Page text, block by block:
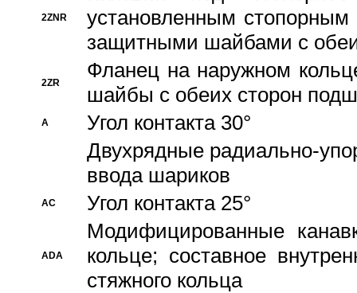
2ZNR
установленным
защитными шайбами с
2ZR
Фланец на наружном
шайбы с обеих сторон
A
Угол контакта 30°
Двухрядные радиально-
ввода шариков
AC Угол контакта 25°
ADA
Модифицированные
кольце; составное
стяжного кольца